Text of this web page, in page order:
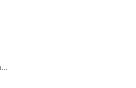
Artistas de todo Brasil e internacionais, nas linguagens de Artes Cênicas, Artes Visuais e Música, podem encaminhar suas propostas para a programação do Centro Cultural Fiesp e para as unidades do SESI pelo Estado.